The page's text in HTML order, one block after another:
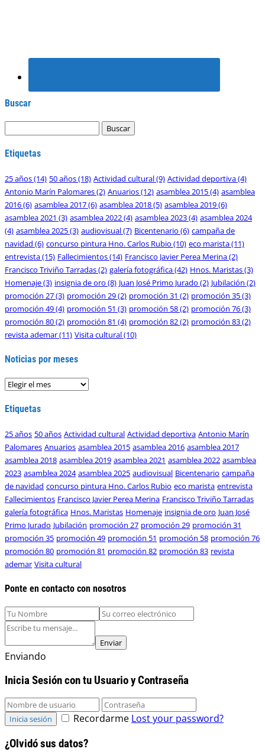
Buscar
Etiquetas
25 años(14) 50 años(18) Actividad cultural(9) Actividad deportiva(4)
Antonio Marín Palomares(2) Anuarios(12) asamblea 2015(4) asamblea
2016(6) asamblea 2017(6) asamblea 2018(5) asamblea 2019(6)
asamblea 2021 (3) asamblea 2022(4) asamblea 2023(4) asamblea 2024
(4) asamblea 2025(3) audiovisual(7) Bicentenario (6) campaña de
navidad (6) concurso pintura Hno. Carlos Rubio (10) eco marista(11)
entrevista(15) Fallecimientos(14) Francisco Javier Perea Merina(2)
Francisco Triviño Tarradas(2) galería fotográfica(42) Hnos. Maristas(3)
Homenaje(3) insignia de oro (8) Juan José Primo Jurado (2) Jubilación (2)
promoción 27(3) promoción 29(2) promoción 31 (2) promoción 35(3)
promoción 49(4) promoción 51 (3) promoción 58(2) promoción 76(3)
promoción 80(2) promoción 81 (4) promoción 82(2) promoción 83(2)
revista ademar(11) Visita cultural(10)
Noticias por meses
Noticias
meses
Etiquetas
25 años 50 años Actividad cultural Actividad deportiva Antonio Marín
Palomares Anuarios asamblea 2015 asamblea 2016 asamblea 2017
asamblea 2018 asamblea 2019 asamblea 2021 asamblea 2022 asamblea
2023 asamblea 2024 asamblea 2025 audiovisual Bicentenario campaña
de navidad concurso pintura Hno. Carlos Rubio eco marista entrevista
Fallecimientos Francisco Javier Perea Merina Francisco Triviño Tarradas
galería fotográfica Hnos. Maristas Homenaje insignia de oro Juan José
Primo Jurado Jubilación promoción 27 promoción 29 promoción 31
promoción 35 promoción 49 promoción 51 promoción 58 promoción 76
promoción 80 promoción 81 promoción 82 promoción 83 revista
ademar Visita cultural
Ponte en contacto con nosotros
Enviar
Enviando
Inicia Sesión con tu Usuario y Contraseña
Inicia sesión Recordarme Lost your password?
¿Olvidó sus datos?